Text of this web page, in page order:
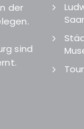
der
sind